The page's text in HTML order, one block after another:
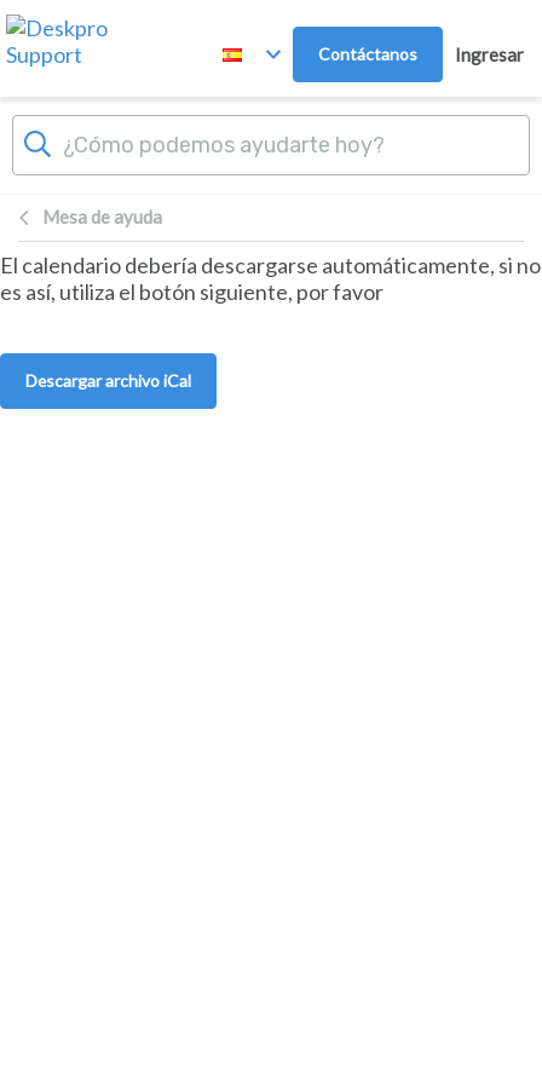
Ir al contenido principal
Contáctanos Ingresar
Mesa de ayuda
El calendario debería descargarse automáticamente, si no
es así, utiliza el botón siguiente, por favor
Descargar archivo iCal